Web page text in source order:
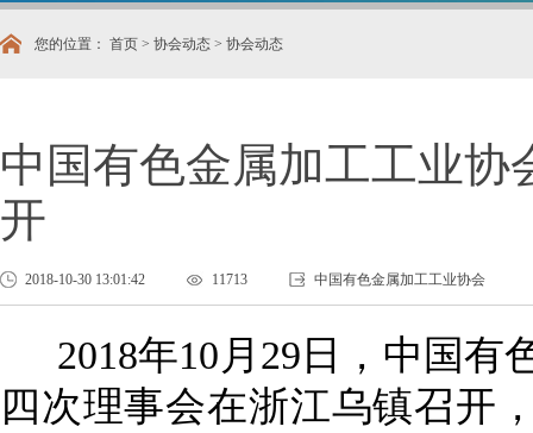
您的位置： 首页 > 协会动态 > 协会动态
中国有色金属加工工业协
开
2018-10-30 13:01:42 11713 中国有色金属加工工业协会
2018年10 月 29 日，中国有
四次理事会在浙江乌镇召开